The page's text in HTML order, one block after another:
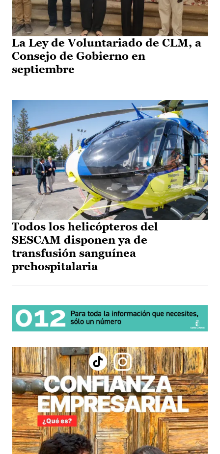
La Ley de Voluntariado de CLM, a
Consejo de Gobierno en
septiembre
Todos los helicópteros del
SESCAM disponen ya de
transfusión sanguínea
prehospitalaria